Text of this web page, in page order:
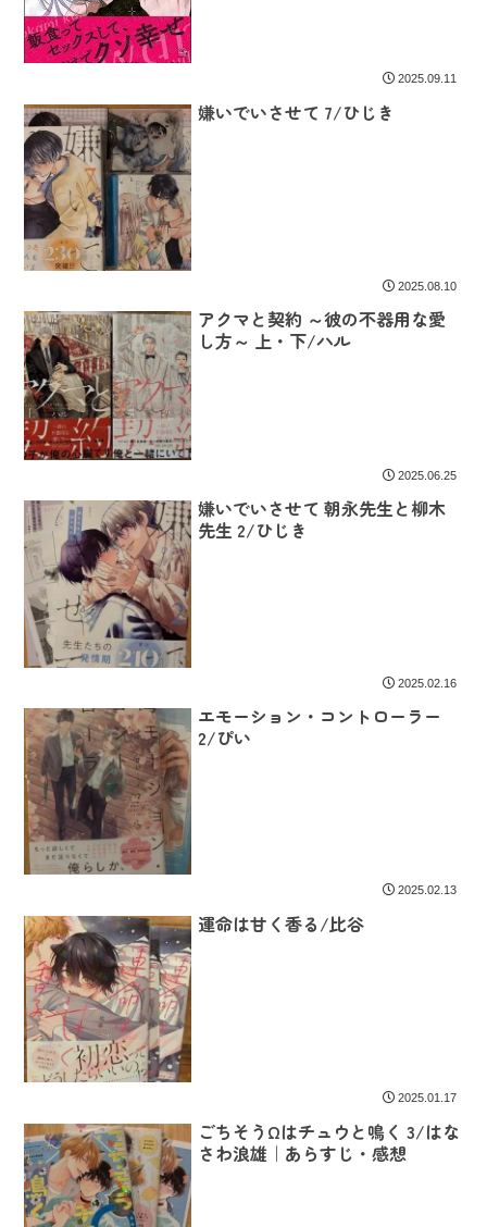
2025.09.11
嫌いでいさせて 7/ひじき
2025.08.10
アクマと契約 ～彼の不器用な愛
し方～ 上・下/ハル
2025.06.25
嫌いでいさせて 朝永先生と柳木
先生 2/ひじき
2025.02.16
エモーション・コントローラー
2/ぴい
2025.02.13
運命は甘く香る/比谷
2025.01.17
ごちそうΩはチュウと鳴く 3/はな
さわ浪雄｜あらすじ・感想